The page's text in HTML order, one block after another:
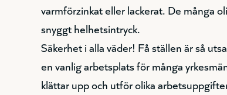
varmförzinkat eller lackerat. De många
snyggt helhetsintryck.
Säkerhet i alla väder! Få ställen är så
en vanlig arbetsplats för många
klättar upp och utför olika